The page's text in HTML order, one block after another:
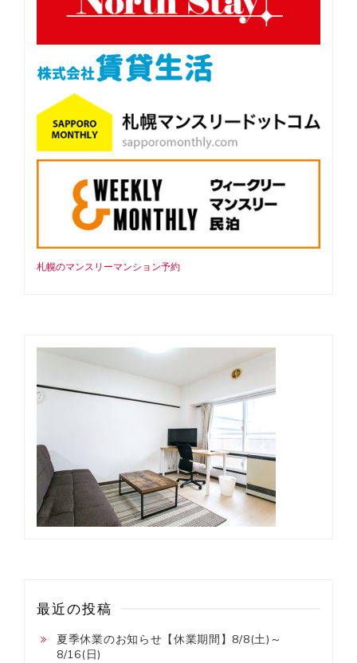
札幌のマンスリーマンション予約
最近の投稿
夏季休業のお知らせ【休業期間】8/8(土)～
8/16(日)